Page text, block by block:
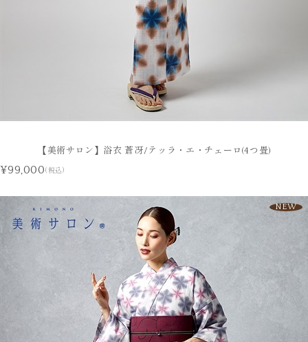
【美術サロン】浴衣 蒼冴/テッラ・エ・チェーロ(4つ畳)
¥99,000(税込)
NEW